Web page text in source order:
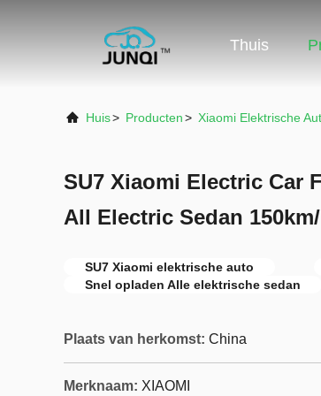
Thuis
Huis> Producten> Xiaomi Elektrische
SU7 Xiaomi Electric Car
All Electric Sedan
SU7 Xiaomi elektrische auto
Snel opladen Alle elektrische sedan
Plaats van herkomst: China
Merknaam: XIAOMI